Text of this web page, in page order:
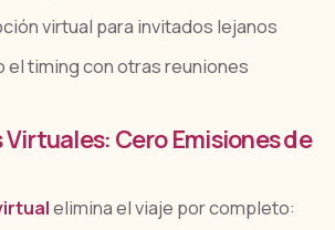
virtual para invitados lejanos
el timing con otras reuniones
Cero Emisiones de
elimina el viaje por completo: